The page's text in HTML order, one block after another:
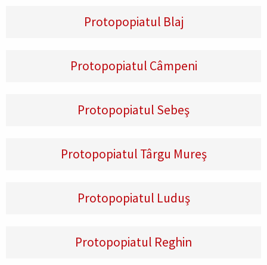
Protopopiatul Blaj
Protopopiatul Câmpeni
Protopopiatul Sebeş
Protopopiatul Târgu Mureş
Protopopiatul Luduş
Protopopiatul Reghin